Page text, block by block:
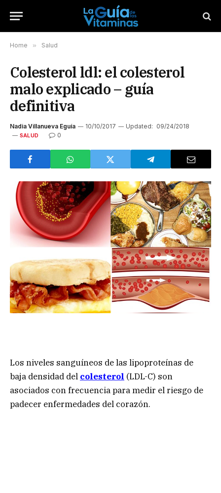
Home » Salud
Colesterol ldl: el colesterol
malo explicado – guía
definitiva
Nadia Villanueva Eguía 10/10/2017 Updated: 09/24/2018
SALUD 0
Los niveles sanguíneos de las lipoproteínas de
baja densidad del colesterol (LDL-C) son
asociados con frecuencia para medir el riesgo de
padecer enfermedades del corazón.